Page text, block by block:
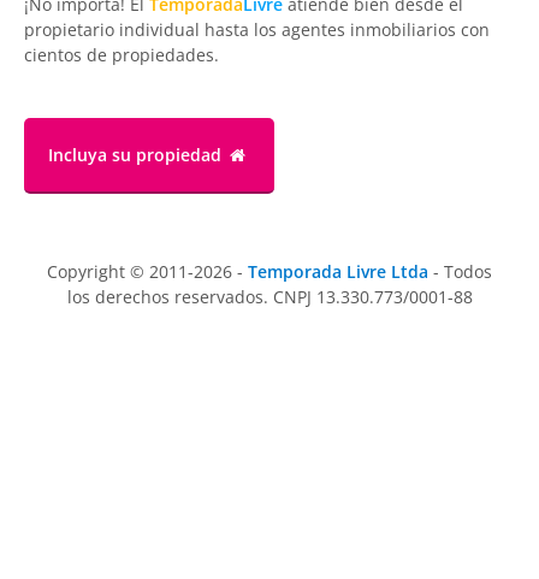
propietario individual hasta los agentes inmobiliarios con
cientos de propiedades.
Incluya su propiedad
Copyright © 2011-2026 - Temporada Livre Ltda - Todos
los derechos reservados. CNPJ 13.330.773/0001-88